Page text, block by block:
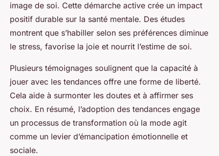
image de soi. Cette démarche active crée un impact
positif durable sur la santé mentale. Des études
montrent que s’habiller selon ses préférences diminue
le stress, favorise la joie et nourrit l’estime de soi.
Plusieurs témoignages soulignent que la capacité à
jouer avec les tendances offre une forme de liberté.
Cela aide à surmonter les doutes et à affirmer ses
choix. En résumé, l’adoption des tendances engage
un processus de transformation où la mode agit
comme un levier d’émancipation émotionnelle et
sociale.